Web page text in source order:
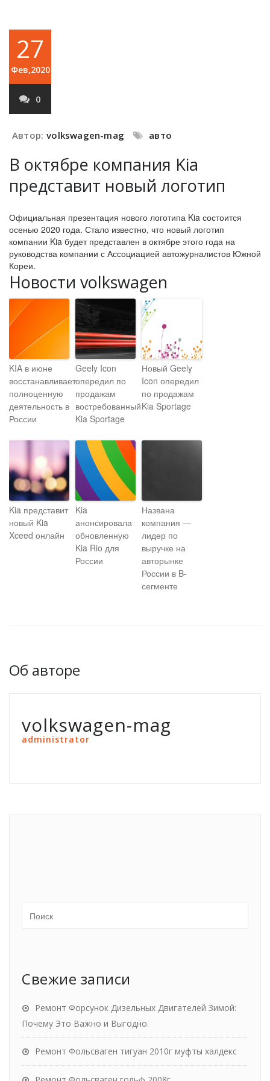
27
Фев,2020
0
Автор: volkswagen-mag авто
В октябре компания Kia
представит новый логотип
Официальная презентация нового логотипа Kia состоится
осенью 2020 года. Стало известно, что новый логотип
компании Kia будет представлен в октябре этого года на
руководства компании с Ассоциацией автожурналистов Южной
Кореи.
Новости volkswagen
KIA в июне
восстанавливает
полноценную
деятельность в
России
Geely Icon
опередил по
продажам
востребованный
Kia Sportage
Новый Geely
Icon опередил
по продажам
Kia Sportage
Kia представит
новый Kia
Xceed онлайн
Kia
анонсировала
обновленную
Kia Rio для
России
Названа
компания —
лидер по
выручке на
авторынке
России в B-
сегменте
Об авторе
volkswagen-mag
administrator
Свежие записи
Ремонт Форсунок Дизельных Двигателей Зимой:
Почему Это Важно и Выгодно.
Ремонт Фольсваген тигуан 2010г муфты халдекс